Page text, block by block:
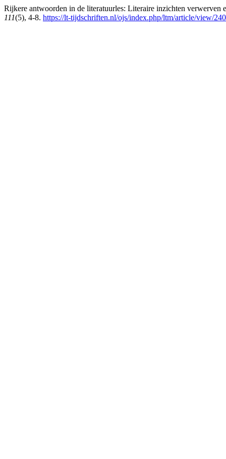
Rijkere antwoorden in de literatuurles: Literaire inzichten verwerven
111(5), 4-8. https://lt-tijdschriften.nl/ojs/index.php/ltm/article/view/